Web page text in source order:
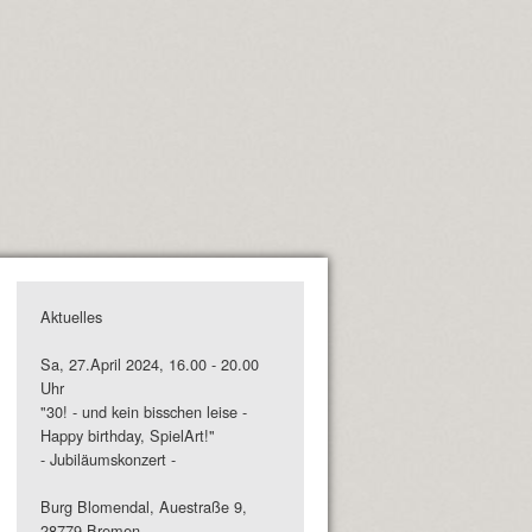
Aktuelles
Sa, 27.April 2024, 16.00 - 20.00
Uhr
"30! - und kein bisschen leise -
Happy birthday, SpielArt!"
- Jubiläumskonzert -
Burg Blomendal, Auestraße 9,